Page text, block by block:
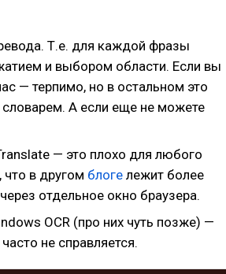
Т.е. для каждой фразы
и выбором области. Если вы
— терпимо, но в остальном это
А если еще не можете
— это плохо для любого
что в другом блоге лежит более
отдельное окно браузера.
OCR (про них чуть позже) —
не справляется.